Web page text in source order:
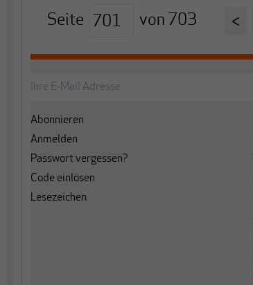
Seite von 703 <
Abonnieren
Anmelden
Passwort vergessen?
Code einlösen
Lesezeichen